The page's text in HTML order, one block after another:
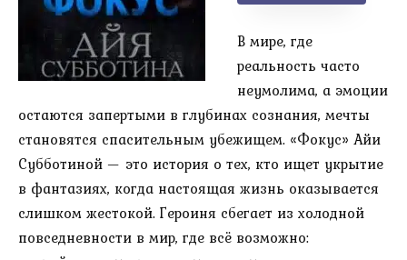
В мире, где
реальность часто
неумолима, а эмоции
остаются запертыми в глубинах сознания, мечты
становятся спасительным убежищем. «Фокус» Айи
Субботиной — это история о тех, кто ищет укрытие
в фантазиях, когда настоящая жизнь оказывается
слишком жестокой. Героиня сбегает из холодной
повседневности в мир, где всё возможно: